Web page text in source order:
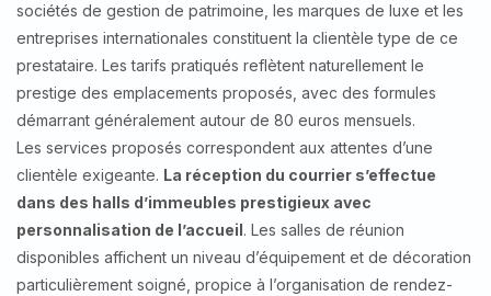
sociétés de gestion de patrimoine, les marques de luxe et les
entreprises internationales constituent la clientèle type de ce
prestataire. Les tarifs pratiqués reflètent naturellement le
prestige des emplacements proposés, avec des formules
démarrant généralement autour de 80 euros mensuels.
Les services proposés correspondent aux attentes d’une
clientèle exigeante. La réception du courrier s’effectue
dans des halls d’immeubles prestigieux avec
personnalisation de l’accueil. Les salles de réunion
disponibles affichent un niveau d’équipement et de décoration
particulièrement soigné, propice à l’organisation de rendez-